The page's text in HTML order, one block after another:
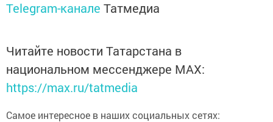
Telegram-канале Татмедиа
Читайте новости Татарстана в
национальном мессенджере MАХ:
https://max.ru/tatmedia
Самое интересное в наших социальных сетях: